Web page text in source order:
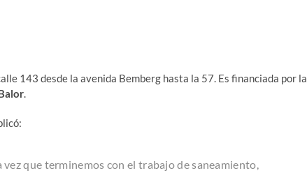
143 desde la avenida Bemberg hasta la 57. Es financiada por la
.
que terminemos con el trabajo de saneamiento,